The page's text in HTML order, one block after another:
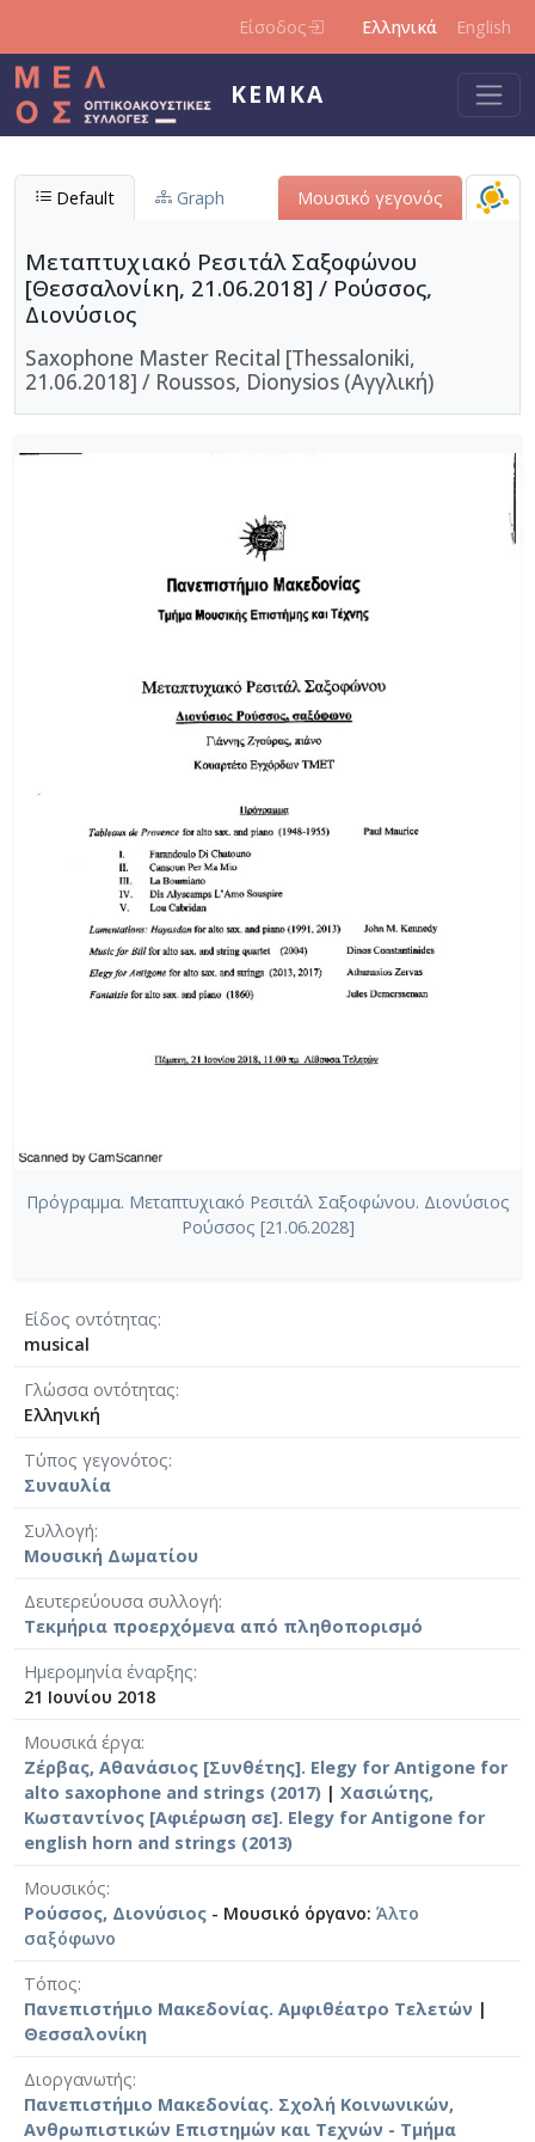
Είσοδος Ελληνικά English
ΚΕΜΚΑ
Default Graph Μουσικό γεγονός
Μεταπτυχιακό Ρεσιτάλ Σαξοφώνου
[Θεσσαλονίκη, 21.06.2018] / Ρούσσος,
Διονύσιος
Saxophone Master Recital [Thessaloniki,
21.06.2018] / Roussos, Dionysios (Αγγλική)
Πρόγραμμα. Μεταπτυχιακό Ρεσιτάλ Σαξοφώνου. Διονύσιος
Ρούσσος [21.06.2028]
Είδος οντότητας
musical
Γλώσσα οντότητας
Ελληνική
Τύπος γεγονότος
Συναυλία
Συλλογή
Μουσική Δωματίου
Δευτερεύουσα συλλογή
Τεκμήρια προερχόμενα από πληθοπορισμό
Ημερομηνία έναρξης
21 Ιουνίου 2018
Μουσικά έργα
Ζέρβας, Αθανάσιος [Συνθέτης]. Elegy for Antigone for
alto saxophone and strings (2017) | Χασιώτης,
Κωσταντίνος [Αφιέρωση σε]. Elegy for Antigone for
english horn and strings (2013)
Μουσικός
Ρούσσος, Διονύσιος - Μουσικό όργανο: Άλτο
σαξόφωνο
Τόπος
Πανεπιστήμιο Μακεδονίας. Αμφιθέατρο Τελετών |
Θεσσαλονίκη
Διοργανωτής
Πανεπιστήμιο Μακεδονίας. Σχολή Κοινωνικών,
Ανθρωπιστικών Επιστημών και Τεχνών - Τμήμα